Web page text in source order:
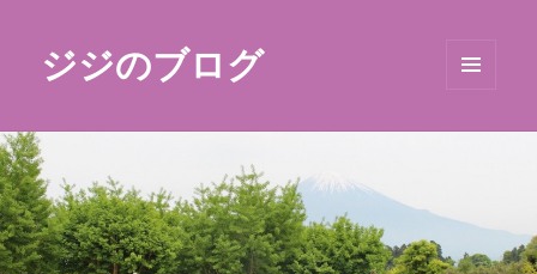
ジジのブログ